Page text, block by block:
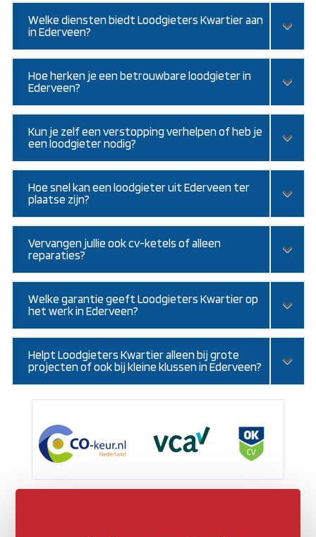
Welke diensten biedt Loodgieters Kwartier aan
in Ederveen?
Hoe herken je een betrouwbare loodgieter in
Ederveen?
Kun je zelf een verstopping verhelpen of heb je
een loodgieter nodig?
Hoe snel kan een loodgieter uit Ederveen ter
plaatse zijn?
Vervangen jullie ook cv-ketels of alleen
reparaties?
Welke garantie geeft Loodgieters Kwartier op
het werk in Ederveen?
Helpt Loodgieters Kwartier alleen bij grote
projecten of ook bij kleine klussen in Ederveen?